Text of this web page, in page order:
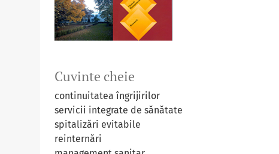
Cuvinte cheie
continuitatea îngrijirilor
servicii integrate de sănătate
spitalizări evitabile
reinternări